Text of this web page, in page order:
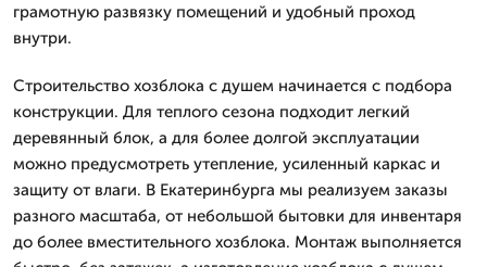
грамотную развязку помещений и удобный проход
внутри.
Строительство хозблока с душем начинается с подбора
конструкции. Для теплого сезона подходит легкий
деревянный блок, а для более долгой эксплуатации
можно предусмотреть утепление, усиленный каркас и
защиту от влаги. В Екатеринбурга мы реализуем заказы
разного масштаба, от небольшой бытовки для инвентаря
до более вместительного хозблока. Монтаж выполняется